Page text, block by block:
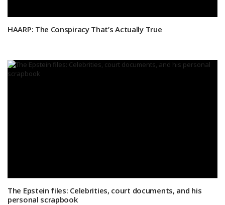
HAARP: The Conspiracy That’s Actually True
The Epstein files: Celebrities, court documents, and his
personal scrapbook